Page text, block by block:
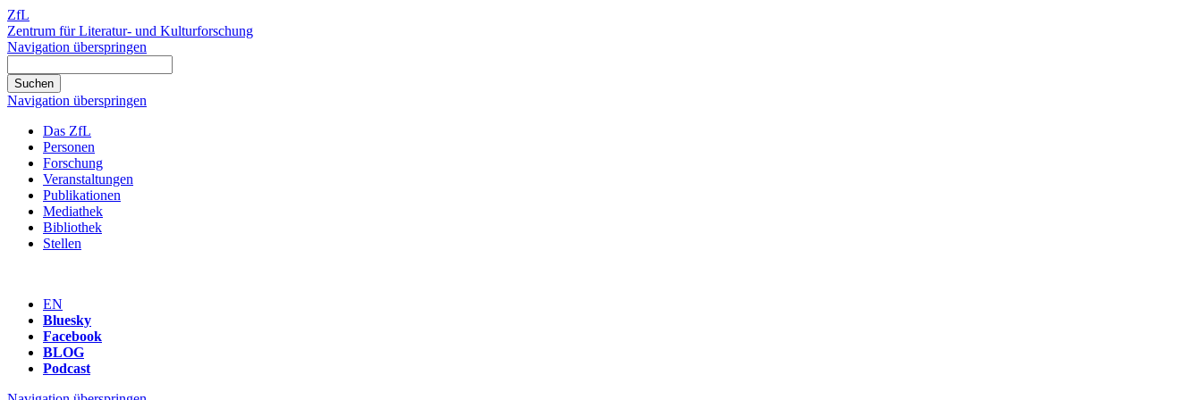
ZfL
Zentrum für Literatur- und Kulturforschung
Navigation überspringen
Navigation überspringen
Das ZfL
Personen
Forschung
Veranstaltungen
Publikationen
Mediathek
Bibliothek
Stellen
EN
Bluesky
Facebook
BLOG
Podcast